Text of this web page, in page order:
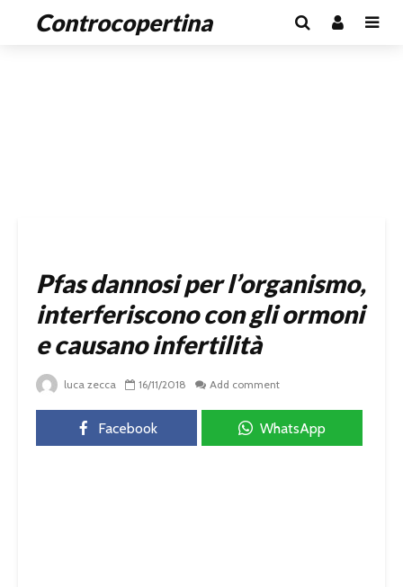
Controcopertina
Pfas dannosi per l’organismo,
interferiscono con gli ormoni
e causano infertilità
luca zecca 16/11/2018 Add comment
Facebook WhatsApp